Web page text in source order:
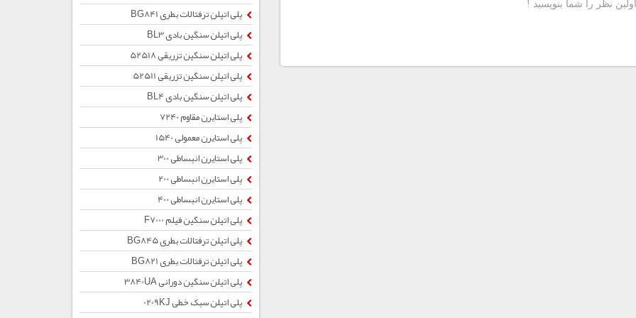
پلی اتیلن ترفتالات بطری BG841
پلی اتیلن سنگین بادی BL3
پلی اتیلن سنگین تزریقی 52518
پلی اتیلن سنگین تزریقی 52511
پلی اتیلن سنگین بادی BL4
پلی استایرن مقاوم 7240
پلی استایرن معمولی 1540
پلی استایرن انبساطی 300
پلی استایرن انبساطی 200
پلی استایرن انبساطی 400
پلی اتیلن سنگین فیلم F7000
پلی اتیلن ترفتالات بطری BG845
پلی اتیلن ترفتالات بطری BG821
پلی اتیلن سنگین دورانی 3840UA
پلی اتیلن سبک خطی 0209KJ